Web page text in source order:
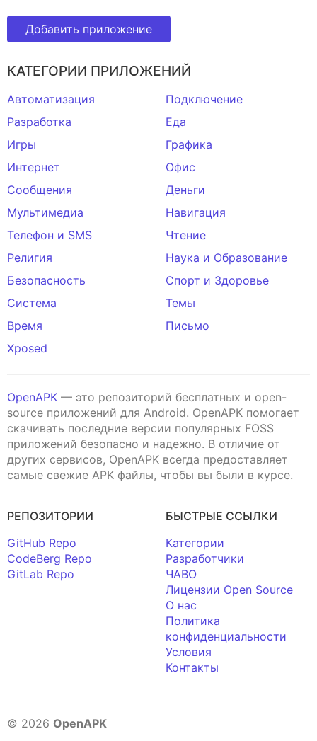
Добавить приложение
КАТЕГОРИИ ПРИЛОЖЕНИЙ
Автоматизация
Подключение
Разработка
Еда
Игры
Графика
Интернет
Офис
Сообщения
Деньги
Мультимедиа
Навигация
Телефон и SMS
Чтение
Религия
Наука и Образование
Безопасность
Спорт и Здоровье
Система
Темы
Время
Письмо
Xposed
OpenAPK — это репозиторий бесплатных и open-
source приложений для Android. OpenAPK помогает
скачивать последние версии популярных FOSS
приложений безопасно и надежно. В отличие от
других сервисов, OpenAPK всегда предоставляет
самые свежие APK файлы, чтобы вы были в курсе.
РЕПОЗИТОРИИ
GitHub Repo
CodeBerg Repo
GitLab Repo
БЫСТРЫЕ ССЫЛКИ
Категории
Разработчики
ЧАВО
Лицензии Open Source
О нас
Политика
конфиденциальности
Условия
Контакты
© 2026 OpenAPK